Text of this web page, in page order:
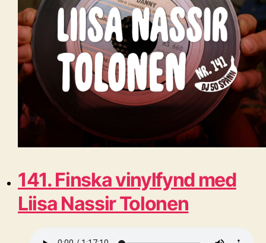
141. Finska vinylfynd med
Liisa Nassir Tolonen